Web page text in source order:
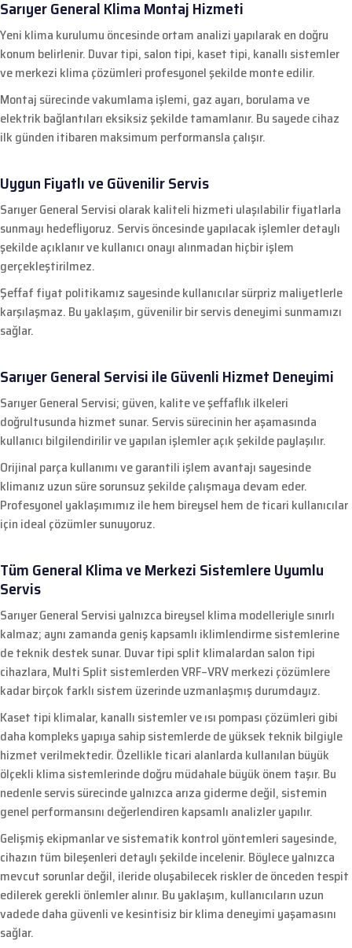
Sarıyer General Klima Montaj Hizmeti
Yeni klima kurulumu öncesinde ortam analizi yapılarak en doğru
konum belirlenir. Duvar tipi, salon tipi, kaset tipi, kanallı sistemler
ve merkezi klima çözümleri profesyonel şekilde monte edilir.
Montaj sürecinde vakumlama işlemi, gaz ayarı, borulama ve
elektrik bağlantıları eksiksiz şekilde tamamlanır. Bu sayede cihaz
ilk günden itibaren maksimum performansla çalışır.
Uygun Fiyatlı ve Güvenilir Servis
Sarıyer General Servisi olarak kaliteli hizmeti ulaşılabilir fiyatlarla
sunmayı hedefliyoruz. Servis öncesinde yapılacak işlemler detaylı
şekilde açıklanır ve kullanıcı onayı alınmadan hiçbir işlem
gerçekleştirilmez.
Şeffaf fiyat politikamız sayesinde kullanıcılar sürpriz maliyetlerle
karşılaşmaz. Bu yaklaşım, güvenilir bir servis deneyimi sunmamızı
sağlar.
Sarıyer General Servisi ile Güvenli Hizmet Deneyimi
Sarıyer General Servisi; güven, kalite ve şeffaflık ilkeleri
doğrultusunda hizmet sunar. Servis sürecinin her aşamasında
kullanıcı bilgilendirilir ve yapılan işlemler açık şekilde paylaşılır.
Orijinal parça kullanımı ve garantili işlem avantajı sayesinde
klimanız uzun süre sorunsuz şekilde çalışmaya devam eder.
Profesyonel yaklaşımımız ile hem bireysel hem de ticari kullanıcılar
için ideal çözümler sunuyoruz.
Tüm General Klima ve Merkezi Sistemlere Uyumlu
Servis
Sarıyer General Servisi yalnızca bireysel klima modelleriyle sınırlı
kalmaz; aynı zamanda geniş kapsamlı iklimlendirme sistemlerine
de teknik destek sunar. Duvar tipi split klimalardan salon tipi
cihazlara, Multi Split sistemlerden VRF–VRV merkezi çözümlere
kadar birçok farklı sistem üzerinde uzmanlaşmış durumdayız.
Kaset tipi klimalar, kanallı sistemler ve ısı pompası çözümleri gibi
daha kompleks yapıya sahip sistemlerde de yüksek teknik bilgiyle
hizmet verilmektedir. Özellikle ticari alanlarda kullanılan büyük
ölçekli klima sistemlerinde doğru müdahale büyük önem taşır. Bu
nedenle servis sürecinde yalnızca arıza giderme değil, sistemin
genel performansını değerlendiren kapsamlı analizler yapılır.
Gelişmiş ekipmanlar ve sistematik kontrol yöntemleri sayesinde,
cihazın tüm bileşenleri detaylı şekilde incelenir. Böylece yalnızca
mevcut sorunlar değil, ileride oluşabilecek riskler de önceden tespit
edilerek gerekli önlemler alınır. Bu yaklaşım, kullanıcıların uzun
vadede daha güvenli ve kesintisiz bir klima deneyimi yaşamasını
sağlar.